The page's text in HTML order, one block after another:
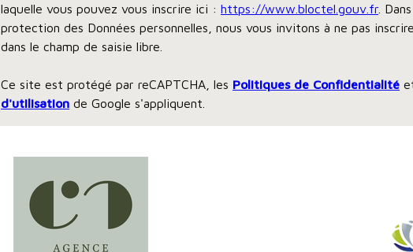
laquelle vous pouvez vous inscrire ici : https://www.bloctel.gouv.fr .
protection des Données personnelles, nous vous invitons à ne pas
dans le champ de saisie libre.
Ce site est protégé par reCAPTCHA, les Politiques de Confidentialité
d'utilisation de Google s'appliquent.